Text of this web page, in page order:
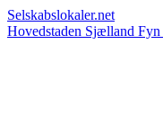
Selskabslokaler.net
Hovedstaden Sjælland Fyn